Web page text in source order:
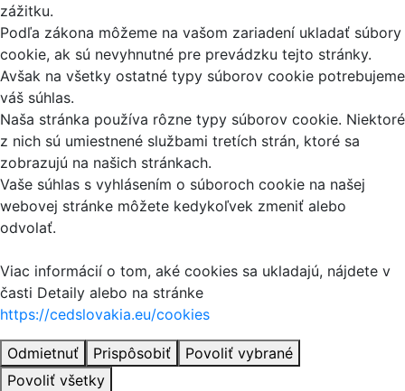
zážitku.
Podľa zákona môžeme na vašom zariadení ukladať súbory
cookie, ak sú nevyhnutné pre prevádzku tejto stránky.
Avšak na všetky ostatné typy súborov cookie potrebujeme
váš súhlas.
Naša stránka používa rôzne typy súborov cookie. Niektoré
z nich sú umiestnené službami tretích strán, ktoré sa
zobrazujú na našich stránkach.
Vaše súhlas s vyhlásením o súboroch cookie na našej
webovej stránke môžete kedykoľvek zmeniť alebo
odvolať.
Viac informácií o tom, aké cookies sa ukladajú, nájdete v
časti Detaily alebo na stránke
https://cedslovakia.eu/cookies
Odmietnuť Prispôsobiť
Povoliť vybrané
Povoliť všetky